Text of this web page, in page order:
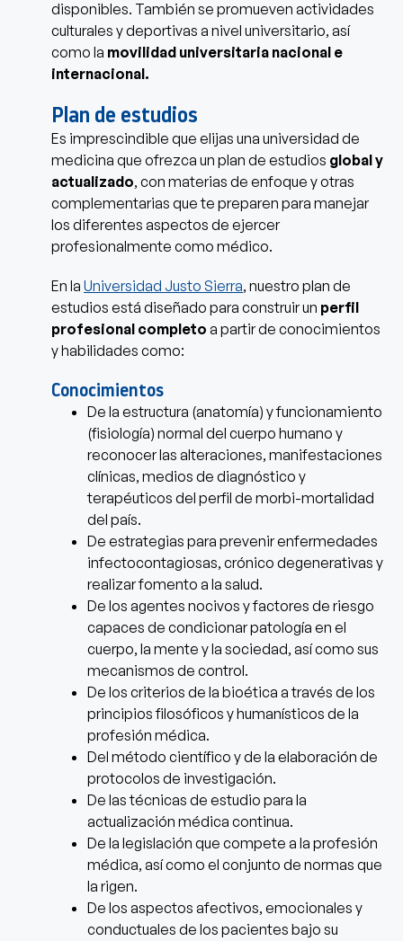
disponibles. También se promueven actividades
culturales y deportivas a nivel universitario, así
como la movilidad universitaria nacional e
internacional.
Plan de estudios
Es imprescindible que elijas una universidad de
medicina que ofrezca un plan de estudios global y
actualizado, con materias de enfoque y otras
complementarias que te preparen para manejar
los diferentes aspectos de ejercer
profesionalmente como médico.
En la Universidad Justo Sierra, nuestro plan de
estudios está diseñado para construir un perfil
profesional completo a partir de conocimientos
y habilidades como:
Conocimientos
De la estructura (anatomía) y funcionamiento
(fisiología) normal del cuerpo humano y
reconocer las alteraciones, manifestaciones
clínicas, medios de diagnóstico y
terapéuticos del perfil de morbi-mortalidad
del país.
De estrategias para prevenir enfermedades
infectocontagiosas, crónico degenerativas y
realizar fomento a la salud.
De los agentes nocivos y factores de riesgo
capaces de condicionar patología en el
cuerpo, la mente y la sociedad, así como sus
mecanismos de control.
De los criterios de la bioética a través de los
principios filosóficos y humanísticos de la
profesión médica.
Del método científico y de la elaboración de
protocolos de investigación.
De las técnicas de estudio para la
actualización médica continua.
De la legislación que compete a la profesión
médica, así como el conjunto de normas que
la rigen.
De los aspectos afectivos, emocionales y
conductuales de los pacientes bajo su